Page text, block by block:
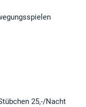
25,-/Nacht